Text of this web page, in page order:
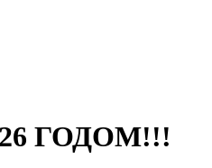
ГОДОМ!!!